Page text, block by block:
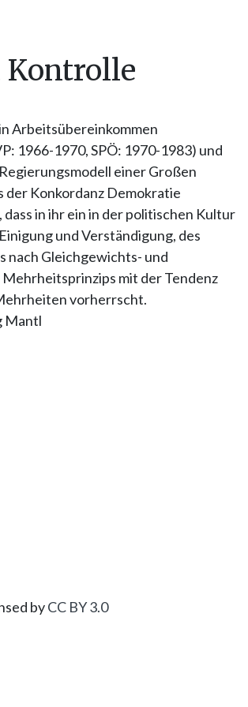
Kontrolle
Arbeitsübereinkommen
1966-1970, SPÖ: 1970-1983) und
einer Großen
der Konkordanz Demokratie
in ihr ein in der politischen Kultur
und Verständigung, des
nach Gleichgewichts- und
mit der Tendenz
vorherrscht.
Mantl
byCC BY 3.0